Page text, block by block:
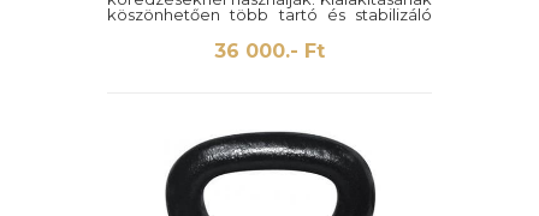
köszönhetően több tartó és stabilizáló
36 000.- Ft